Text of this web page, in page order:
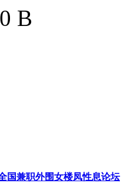
B
国兼职外围女楼凤性息论坛